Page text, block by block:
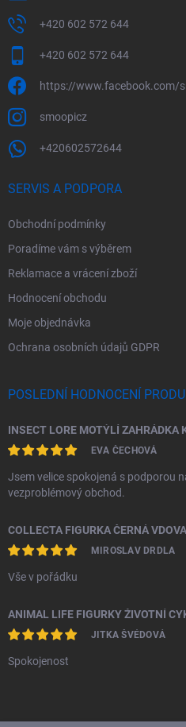
+420 602 572 644
+420 602 572 644
https://www.facebook.com/
smoopicz
+420602572644
SERVIS A PODPORA
Obchodní podmínky
Poradíme vám s výběrem
Reklamace a vrácení zboží
Hodnocení obchodu
Moje objednávka
Ochrana osobních údajů GDPR
POSLEDNÍ HODNOCENÍ
EVA ČECHOVÁ
Jsem velice spokojená s podporou
vezproblémový obchod.
COLLECTA FIGURKA ČERNÁ
MIROSLAV DRDLA
Vše v pořádku
ANIMAL LIFE FIGURKY ŽIVOTNÍ
JITKA ŠVÉDOVÁ
Spokojenost